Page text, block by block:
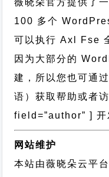
薇晓朵官方提供了
100 多个
可以执行 Axl Fse
因为大部分的
建，所以您也可通
语）获取帮助或者
field=”author” ] 开
网站维护
本站由薇晓朵云平